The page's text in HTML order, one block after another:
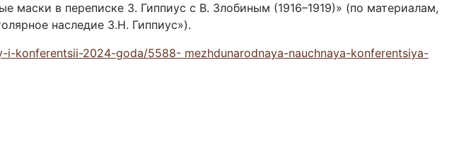
маски в переписке З. Гиппиус с В. Злобиным (1916–1919)» (по материалам,
наследие З.Н. Гиппиус»).
i-konferentsii-2024-goda/5588- mezhdunarodnaya-nauchnaya-konferentsiya-